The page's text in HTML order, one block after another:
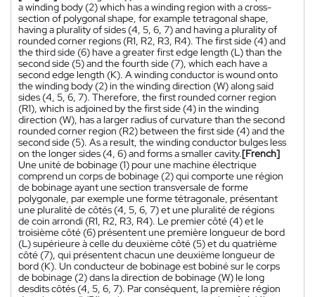
a winding body (2) which has a winding region with a cross-
section of polygonal shape, for example tetragonal shape,
having a plurality of sides (4, 5, 6, 7) and having a plurality of
rounded corner regions (R1, R2, R3, R4). The first side (4) and
the third side (6) have a greater first edge length (L) than the
second side (5) and the fourth side (7), which each have a
second edge length (K). A winding conductor is wound onto
the winding body (2) in the winding direction (W) along said
sides (4, 5, 6, 7). Therefore, the first rounded corner region
(R1), which is adjoined by the first side (4) in the winding
direction (W), has a larger radius of curvature than the second
rounded corner region (R2) between the first side (4) and the
second side (5). As a result, the winding conductor bulges less
on the longer sides (4, 6) and forms a smaller cavity.[French]
Une unité de bobinage (1) pour une machine électrique
comprend un corps de bobinage (2) qui comporte une région
de bobinage ayant une section transversale de forme
polygonale, par exemple une forme tétragonale, présentant
une pluralité de côtés (4, 5, 6, 7) et une pluralité de régions
de coin arrondi (R1, R2, R3, R4). Le premier côté (4) et le
troisième côté (6) présentent une première longueur de bord
(L) supérieure à celle du deuxième côté (5) et du quatrième
côté (7), qui présentent chacun une deuxième longueur de
bord (K). Un conducteur de bobinage est bobiné sur le corps
de bobinage (2) dans la direction de bobinage (W) le long
desdits côtés (4, 5, 6, 7). Par conséquent, la première région